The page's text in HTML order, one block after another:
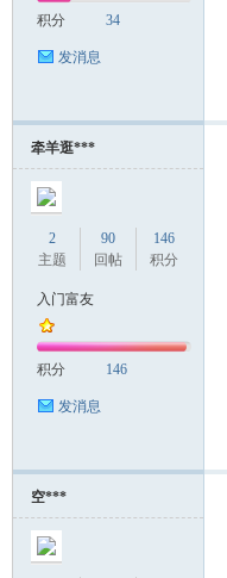
积分 34
发消息
牵羊逛***
2
主题
90
回帖
146
积分
入门富友
积分 146
发消息
空***